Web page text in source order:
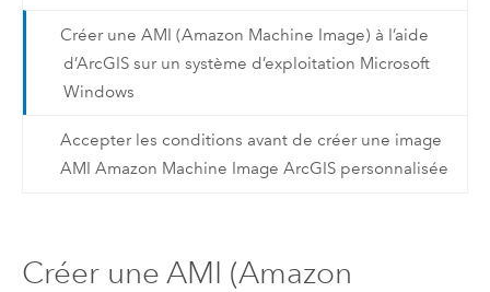
Créer une AMI (Amazon Machine Image) à l’aide
d’ArcGIS sur un système d’exploitation Microsoft
Windows
Accepter les conditions avant de créer une image
AMI Amazon Machine Image ArcGIS personnalisée
Créer une AMI (Amazon